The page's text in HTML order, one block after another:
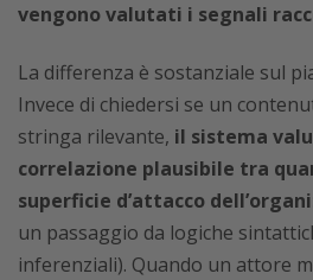
vengono valutati i segnali
La differenza è sostanziale sul
Invece di chiedersi se un
stringa rilevante, il sistema
correlazione plausibile tra
superficie d’attacco
un passaggio da logiche
inferenziali). Quando un attore